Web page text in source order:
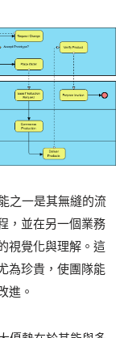
之一是其無縫的流
，並在另一個業務
視覺化與理解。這
為珍貴，使團隊能
進。